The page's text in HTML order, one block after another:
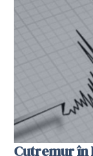
Cutremur în